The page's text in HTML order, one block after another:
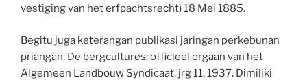
vestiging van het erfpachtsrecht) 18 Mei 1885.
Begitu juga keterangan publikasi jaringan perkebunan
priangan, De bergcultures; officieel orgaan van het
Algemeen Landbouw Syndicaat, jrg 11, 1937. Dimiliki